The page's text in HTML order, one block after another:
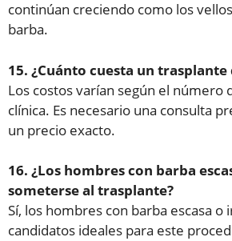
continúan creciendo como los
barba.
15. ¿Cuánto cuesta un trasplante
Los costos varían según el número
clínica. Es necesario una consulta
un precio exacto.
16. ¿Los hombres con barba
someterse al trasplante?
Sí, los hombres con barba escasa o
candidatos ideales para este